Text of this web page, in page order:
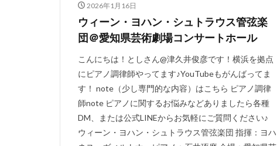
2026年1月16日
ウィーン・ヨハン・シュトラウス管弦楽
団＠愛知県芸術劇場コンサートホール
こんにちは！としさん@津久井俊彦です！横浜を拠点
にピアノ調律師やってます♪YouTubeもがんばってま
す！ note（少し専門的な内容）はこちら ピアノ調律
師note ピアノに関するお悩みなどありましたら各種
DM、または公式LINEからお気軽にご質問ください♪
ウィーン・ヨハン・シュトラウス管弦楽団 指揮：ヨハ